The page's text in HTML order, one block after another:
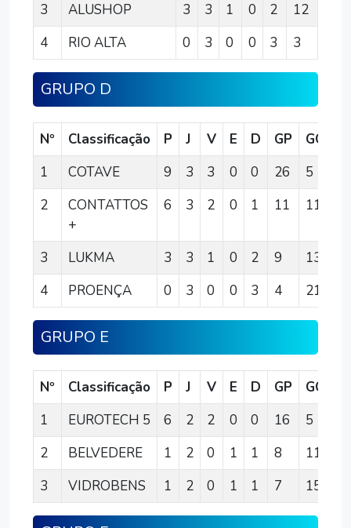
3
ALUSHOP 3 3 1 0 2 12
4
RIO ALTA 0 3 0 0 3 3
GRUPO D
Nº Classificação P J V E D GP GC
1
COTAVE 9 3 3 0 0 26 5
2
CONTATTOS
+
6 3 2 0 1 11 11
3 LUKMA 3 3 1 0 2 9 13
4
PROENÇA 0 3 0 0 3 4 21
GRUPO E
Nº Classificação P J V E D GP GC
1
EUROTECH 5 6 2 2 0 0 16 5
2
BELVEDERE 1 2 0 1 1 8 11
3
VIDROBENS 1 2 0 1 1 7 15